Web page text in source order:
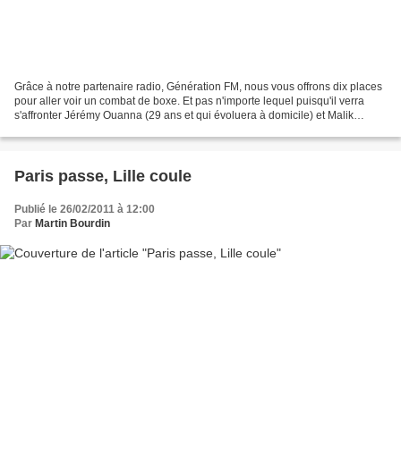
Grâce à notre partenaire radio, Génération FM, nous vous offrons dix places
pour aller voir un combat de boxe. Et pas n'importe lequel puisqu'il verra
s'affronter Jérémy Ouanna (29 ans et qui évoluera à domicile) et Malik
Paris passe, Lille coule
Publié le 26/02/2011 à 12:00
Par Martin Bourdin